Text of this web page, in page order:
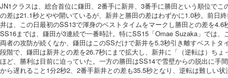
JN1クラスは、総合首位に鎌田、2番手に新井、3番手に勝田という順位でこ
の差は21.1秒とやや開いているが、新井と勝田の差はわずかに1.0秒。前日
井は、この日最初のSS13で渾身のベストタイムをマークし勝田との差を4.6
SS16までは、鎌田が3連続で一番時計。特にSS15「Omae Suzaka」では、
両者の攻防が続くなか、鎌田はこのSSだけで新井を5.3秒引き離すベストタ
段階で、鎌田は新井との差を26.7秒にまで拡大し、新井に「（逆転は）ち
ほど、勝利は目前に迫っていた。一方の勝田はSS14で雪壁からの脱出に手
から遅れること1分2秒2、2番手新井との差も35.5秒となり、逆転は難しい状